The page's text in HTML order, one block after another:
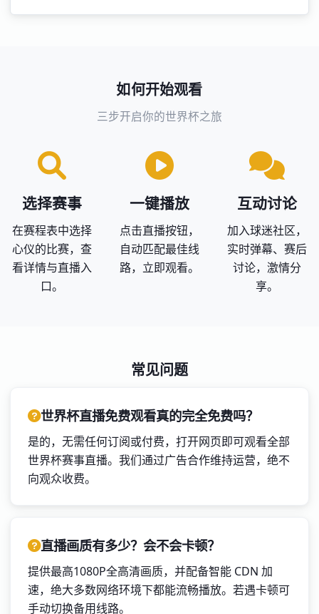
如何开始观看
三步开启你的世界杯之旅
选择赛事
在赛程表中选择
心仪的比赛，查
看详情与直播入
口。
一键播放
点击直播按钮，
自动匹配最佳线
路，立即观看。
互动讨论
加入球迷社区，
实时弹幕、赛后
讨论，激情分
享。
常见问题
世界杯直播免费观看真的完全免费吗？
是的，无需任何订阅或付费，打开网页即可观看全部
世界杯赛事直播。我们通过广告合作维持运营，绝不
向观众收费。
直播画质有多少？会不会卡顿？
提供最高1080P全高清画质，并配备智能 CDN 加
速，绝大多数网络环境下都能流畅播放。若遇卡顿可
手动切换备用线路。